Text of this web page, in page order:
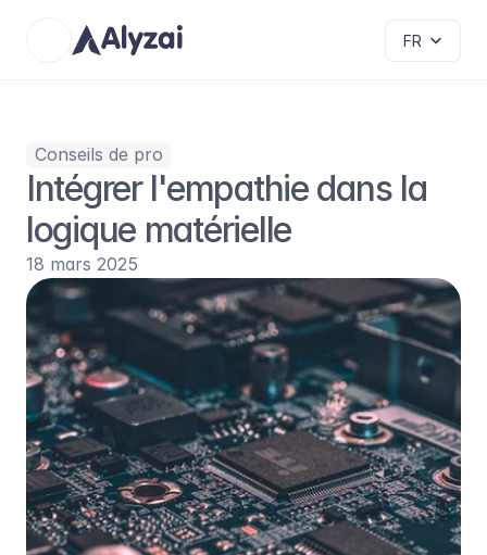
FR
Conseils de pro
Intégrer l'empathie dans la
logique matérielle
18 mars 2025